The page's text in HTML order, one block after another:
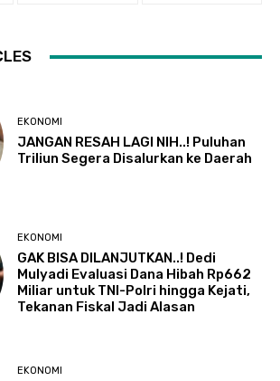
EKONOMI
JANGAN RESAH LAGI NIH..! Puluhan
Triliun Segera Disalurkan ke Daerah
EKONOMI
GAK BISA DILANJUTKAN..! Dedi
Mulyadi Evaluasi Dana Hibah Rp662
Miliar untuk TNI-Polri hingga Kejati,
Tekanan Fiskal Jadi Alasan
EKONOMI